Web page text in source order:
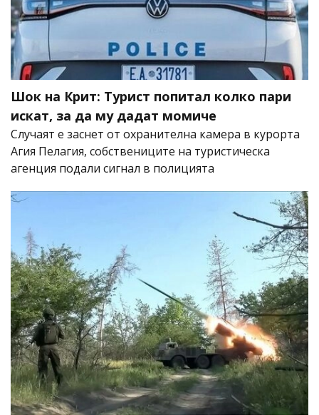
Шок на Крит: Турист попитал колко пари
искат, за да му дадат момиче
Случаят е заснет от охранителна камера в курорта
Агия Пелагия, собствениците на туристическа
агенция подали сигнал в полицията